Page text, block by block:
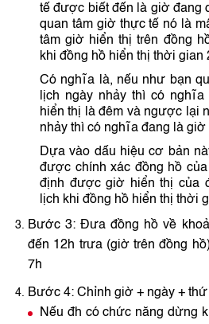
tế được biết đến là giờ đang
quan tâm giờ thực tế nó là
tâm giờ hiển thị trên đồng
khi đồng hồ hiển thị thời gian
Có nghĩa là, nếu như bạn
lịch ngày nhảy thì có
hiển thị là đêm và ngược lại
nhảy thì có nghĩa đang là giờ
Dựa vào dấu hiệu cơ bản
được chính xác đồng hồ
định được giờ hiển thị của
lịch khi đồng hồ hiển thị thời
Bước 3: Đưa đồng hồ về
đến 12h trưa (giờ trên đồng
7h
Bước 4: Chỉnh giờ + ngày + thứ
Nếu đh có chức năng dừng